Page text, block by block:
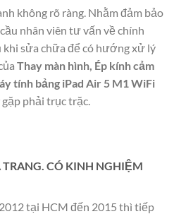
không rõ ràng. Nhằm đảm bảo
nhân viên tư vấn về chính
khi sửa chữa để có hướng xử lý
Thay màn hình, Ép kính cảm
tính bảng iPad Air 5 M1 WiFi
gặp phải trục trặc.
CÓ KINH NGHIỆM
tại HCM đến 2015 thì tiếp